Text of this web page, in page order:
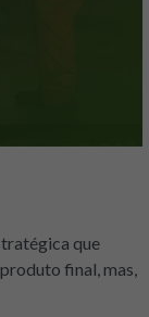
que
final, mas,